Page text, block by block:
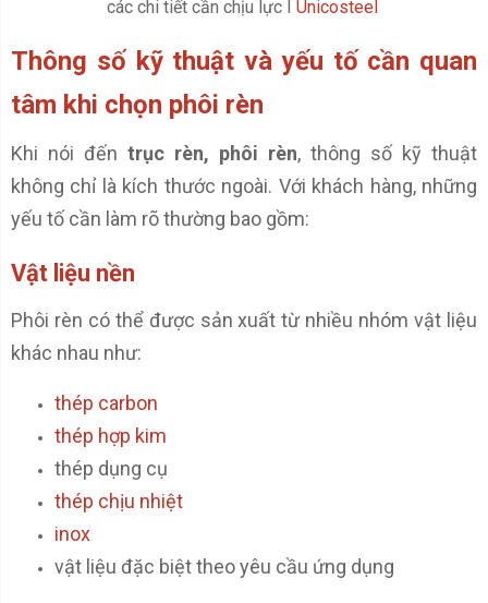
các chi tiết cần chịu lực I Unicosteel
Thông số kỹ thuật và yếu tố cần quan
tâm khi chọn phôi rèn
Khi nói đến trục rèn, phôi rèn, thông số kỹ thuật
không chỉ là kích thước ngoài. Với khách hàng, những
yếu tố cần làm rõ thường bao gồm:
Vật liệu nền
Phôi rèn có thể được sản xuất từ nhiều nhóm vật liệu
khác nhau như:
thép carbon
thép hợp kim
thép dụng cụ
thép chịu nhiệt
inox
vật liệu đặc biệt theo yêu cầu ứng dụng